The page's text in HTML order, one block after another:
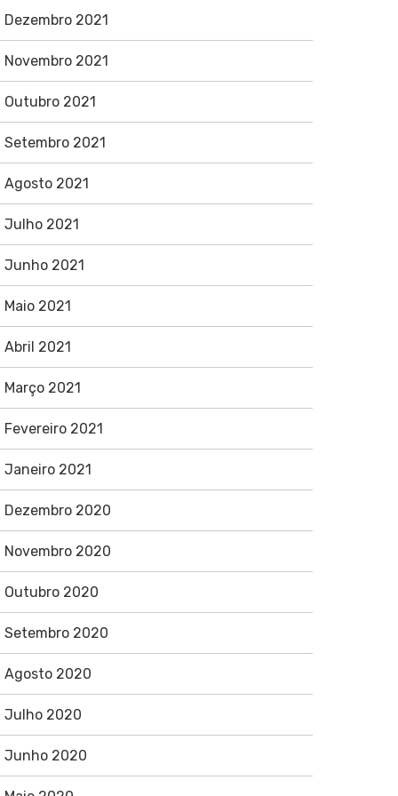
Dezembro 2021
Novembro 2021
Outubro 2021
Setembro 2021
Agosto 2021
Julho 2021
Junho 2021
Maio 2021
Abril 2021
Março 2021
Fevereiro 2021
Janeiro 2021
Dezembro 2020
Novembro 2020
Outubro 2020
Setembro 2020
Agosto 2020
Julho 2020
Junho 2020